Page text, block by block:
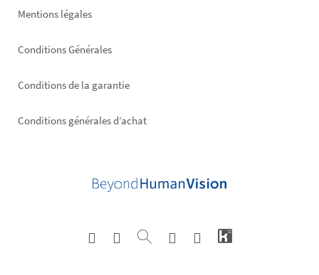
Mentions légales
Conditions Générales
Conditions de la garantie
Conditions générales d’achat